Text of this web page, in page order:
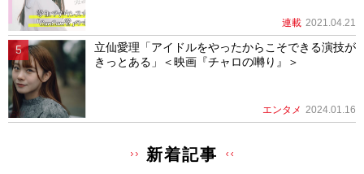
連載 2021.04.21
立仙愛理「アイドルをやったからこそできる演技が
きっとある」＜映画『チャロの囀り』＞
エンタメ 2024.01.16
新着記事